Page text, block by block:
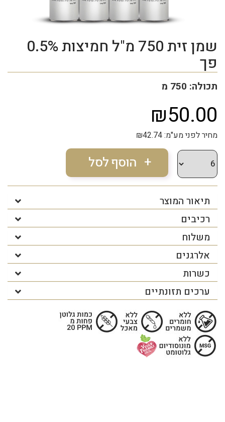
שמן זית 750 מ"ל חמיצות 0.5%
פך
תכולה: 750 מ
₪50.00
מחיר לפני מע"מ: ₪42.74
תיאור המוצר
רכיבים
משלוח
אלרגנים
כשרות
ערכים תזונתיים